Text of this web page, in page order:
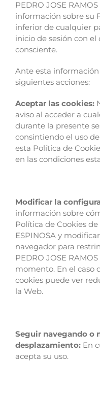
PEDRO JOSE
información sobre su
inferior de cualquier
inicio de sesión con
consciente.
Ante esta información
siguientes acciones:
Aceptar las cookies:
aviso al acceder a
durante la presente
consintiendo el uso
esta Política de
en las condiciones
Modificar la
información sobre
Política de Cookies de
ESPINOSA y
navegador para
PEDRO JOSE
momento. En el caso
cookies puede ver
la Web.
Seguir navegando o
desplazamiento: En
acepta su uso.